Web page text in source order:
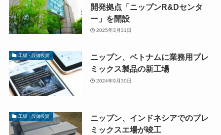
開発拠点「ニップンR&Dセンタ
ー」を開設
2025年3月31日
工場・設備投資
ニップン、ベトナムに業務用プレ
ミックス製品の新工場
2024年9月30日
工場・設備投資
ニップン、インドネシアでのプレ
ミックスエ場が竣工